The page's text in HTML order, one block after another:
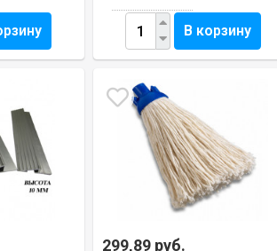
В корзину
299,89 руб.